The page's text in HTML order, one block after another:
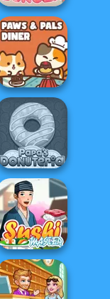
Yummy Super
Burger
Paws & Pals
Diner
Papa's Donuteria